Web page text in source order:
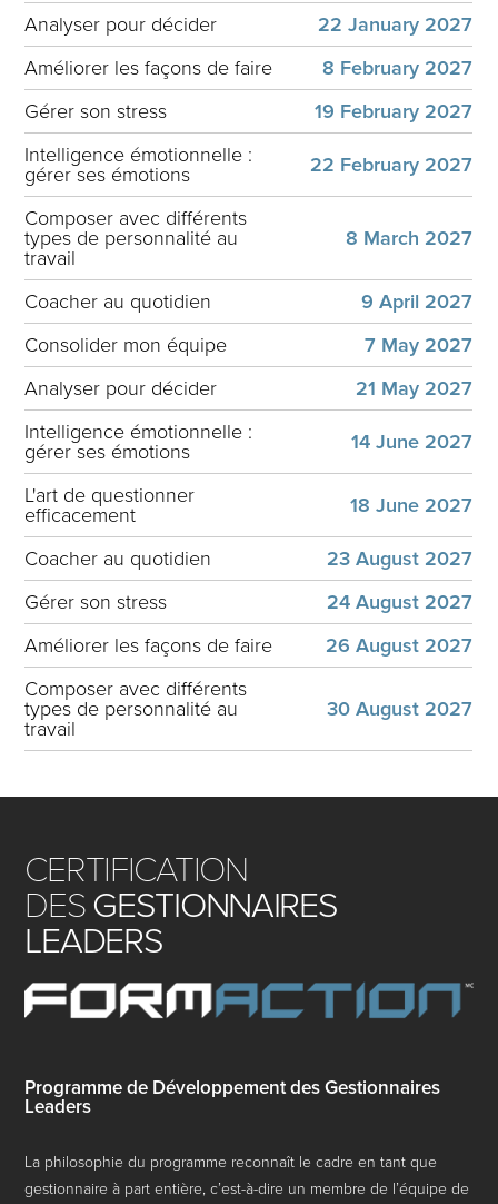
Analyser pour décider
22 January 2027
Améliorer les façons de faire
8 February 2027
Gérer son stress
19 February 2027
Intelligence émotionnelle :
gérer ses émotions
22 February 2027
Composer avec différents
types de personnalité au
travail
8 March 2027
Coacher au quotidien
9 April 2027
Consolider mon équipe
7 May 2027
Analyser pour décider
21 May 2027
Intelligence émotionnelle :
gérer ses émotions
14 June 2027
L'art de questionner
efficacement
18 June 2027
Coacher au quotidien
23 August 2027
Gérer son stress
24 August 2027
Améliorer les façons de faire
26 August 2027
Composer avec différents
types de personnalité au
travail
30 August 2027
CERTIFICATION
DESGESTIONNAIRES
LEADERS
Programme de Développement des Gestionnaires
Leaders
La philosophie du programme reconnaît le cadre en tant que
gestionnaire à part entière, c’est-à-dire un membre de l’équipe de